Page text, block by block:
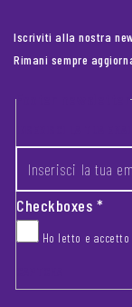
Iscriviti alla nostra
Rimani sempre
Footer newsletter
Checkboxes*
Ho letto e accetto